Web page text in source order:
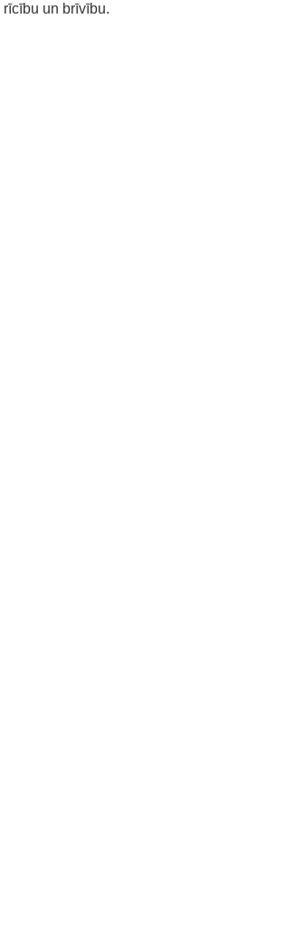
un brīvību.